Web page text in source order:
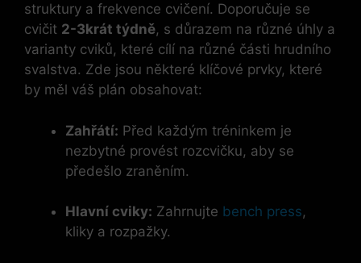
struktury a frekvence cvičení. Doporučuje se
cvičit 2-3krát týdně, s důrazem na různé úhly a
varianty cviků, které cílí na různé části hrudního
svalstva. Zde jsou některé klíčové prvky, které
by měl váš plán obsahovat:
Zahřátí: Před každým tréninkem je
nezbytné provést rozcvičku, aby se
předešlo zraněním.
Hlavní cviky: Zahrnujte bench press,
kliky a rozpažky.